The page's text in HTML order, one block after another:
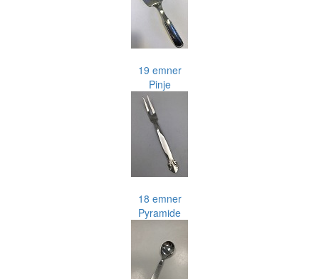
19 emner
Pinje
18 emner
Pyramide